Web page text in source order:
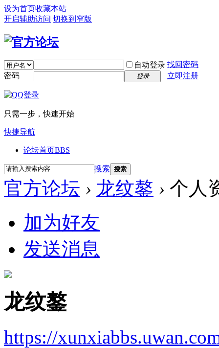
设为首页收藏本站
开启辅助访问 切换到窄版
自动登录 找回密码
密码
登录 立即注册
只需一步，快速开始
快捷导航
论坛首页BBS
搜索 搜索
官方论坛 › 龙纹鏊 › 个人
加为好友
发送消息
龙纹鏊
https://